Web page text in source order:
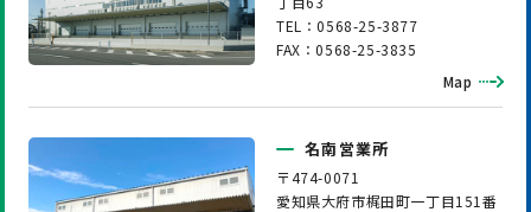
TEL：0568-25-3877
FAX：0568-25-3835
Map
名南営業所
〒474-0071
愛知県大府市梶田町一丁目151番